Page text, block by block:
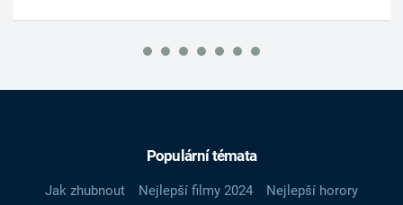
Populární témata
Jak zhubnout Nejlepší filmy 2024
Nejlepší horory